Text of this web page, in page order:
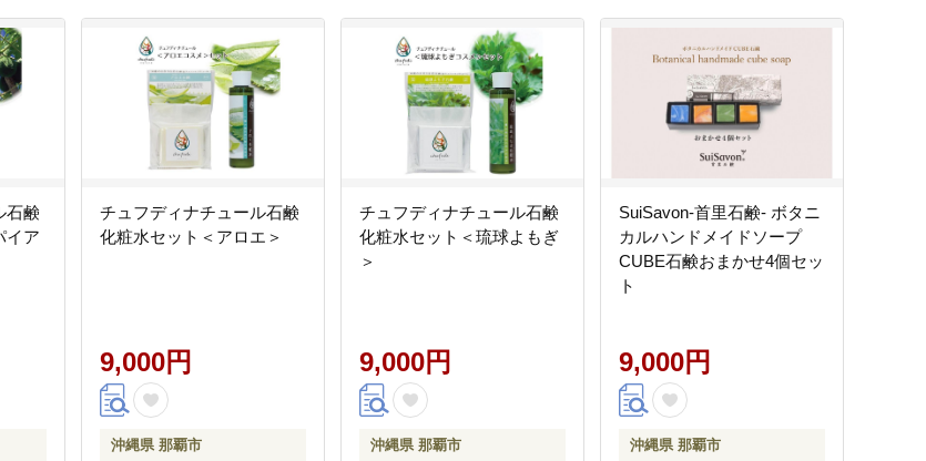
石鹸
イア
チュフディナチュール石鹸
化粧水セット＜アロエ＞
9,000円
沖縄県 那覇市
チュフディナチュール石鹸
化粧水セット＜琉球よもぎ
＞
9,000円
沖縄県 那覇市
SuiSavon-首里石鹸- ボタニ
カルハンドメイドソープ
CUBE石鹸おまかせ4個セッ
ト
9,000円
沖縄県 那覇市